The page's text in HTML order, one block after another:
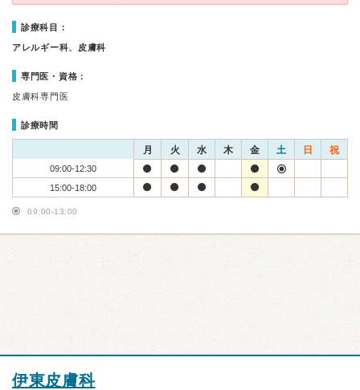
診療科目：
アレルギー科、皮膚科
専門医・資格：
皮膚科専門医
診療時間
月 火 水 木 金 土 日 祝
09:00-12:30
15:00-18:00
09:00-13:00
伊東皮膚科